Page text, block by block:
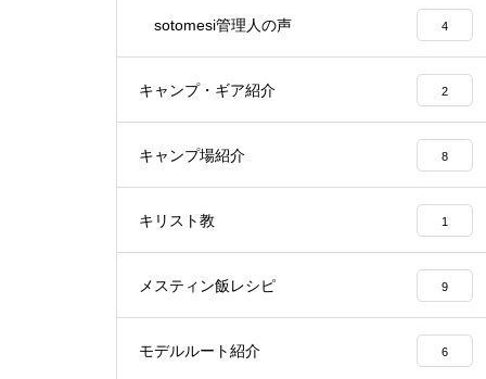
sotomesi管理人の声 4
キャンプ・ギア紹介 2
キャンプ場紹介 8
キリスト教 1
メスティン飯レシピ 9
モデルルート紹介 6